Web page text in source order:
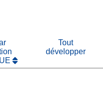
Tout
développer